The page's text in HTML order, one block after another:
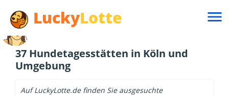
LuckyLotte 
37 Hundetagesstätten in Köln und
Umgebung
Auf LuckyLotte.de finden Sie ausgesuchte